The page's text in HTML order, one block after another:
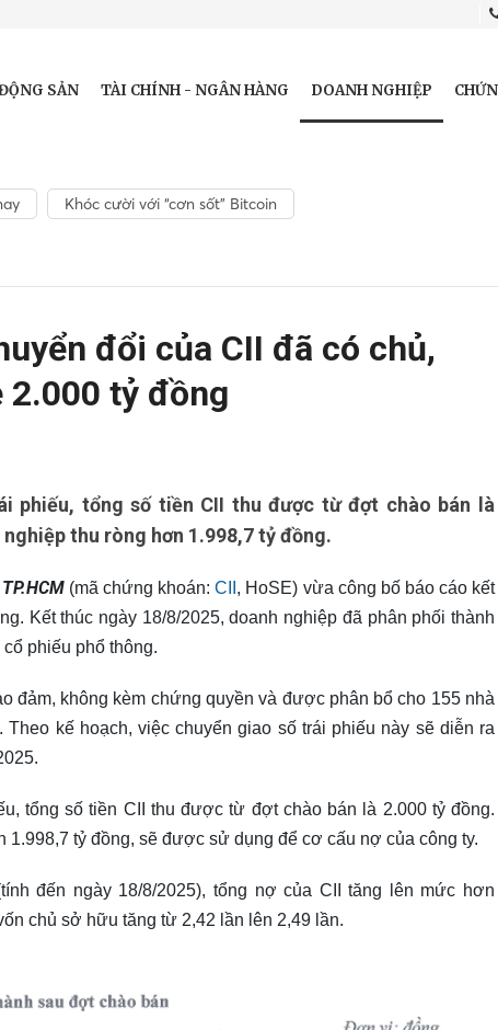
SẢN TÀI CHÍNH - NGÂN HÀNG DOANH NGHIỆP
Khóc cười với “cơn sốt” Bitcoin
đổi của CII đã có chủ,
2.000 tỷ đồng
phiếu, tổng số tiền CII thu được từ đợt chào bán là
thu ròng hơn 1.998,7 tỷ đồng.
(mã chứng khoán:CII , HoSE) vừa công bố báo cáo kết
Kết thúc ngày 18/8/2025, doanh nghiệp đã phân phối thành
phiếu phổ thông.
đảm, không kèm chứng quyền và được phân bổ cho 155 nhà
kế hoạch, việc chuyển giao số trái phiếu này sẽ diễn ra
tổng số tiền CII thu được từ đợt chào bán là 2.000 tỷ đồng.
1.998,7 tỷ đồng, sẽ được sử dụng để cơ cấu nợ của công ty.
đến ngày 18/8/2025), tổng nợ của CII tăng lên mức hơn
chủ sở hữu tăng từ 2,42 lần lên 2,49 lần.